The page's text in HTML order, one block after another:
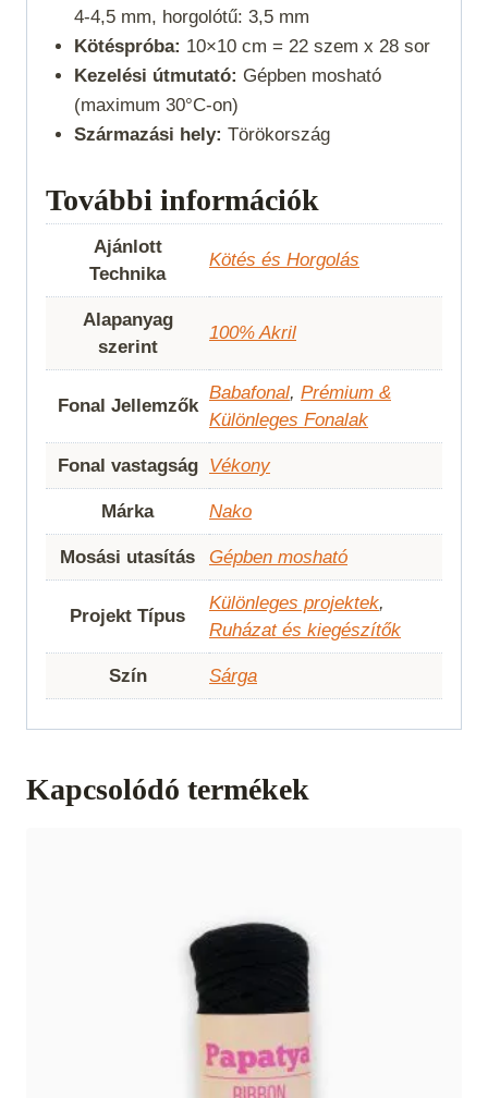
4-4,5 mm, horgolótű: 3,5 mm
Kötéspróba: 10×10 cm = 22 szem x 28 sor
Kezelési útmutató: Gépben mosható
(maximum 30°C-on)
Származási hely: Törökország
További információk
Ajánlott
Technika
Kötés és Horgolás
Alapanyag
szerint
100% Akril
Fonal Jellemzők
Babafonal, Prémium &
Különleges Fonalak
Fonal vastagság Vékony
Márka Nako
Mosási utasítás Gépben mosható
Projekt Típus
Különleges projektek,
Ruházat és kiegészítők
Szín Sárga
Kapcsolódó termékek